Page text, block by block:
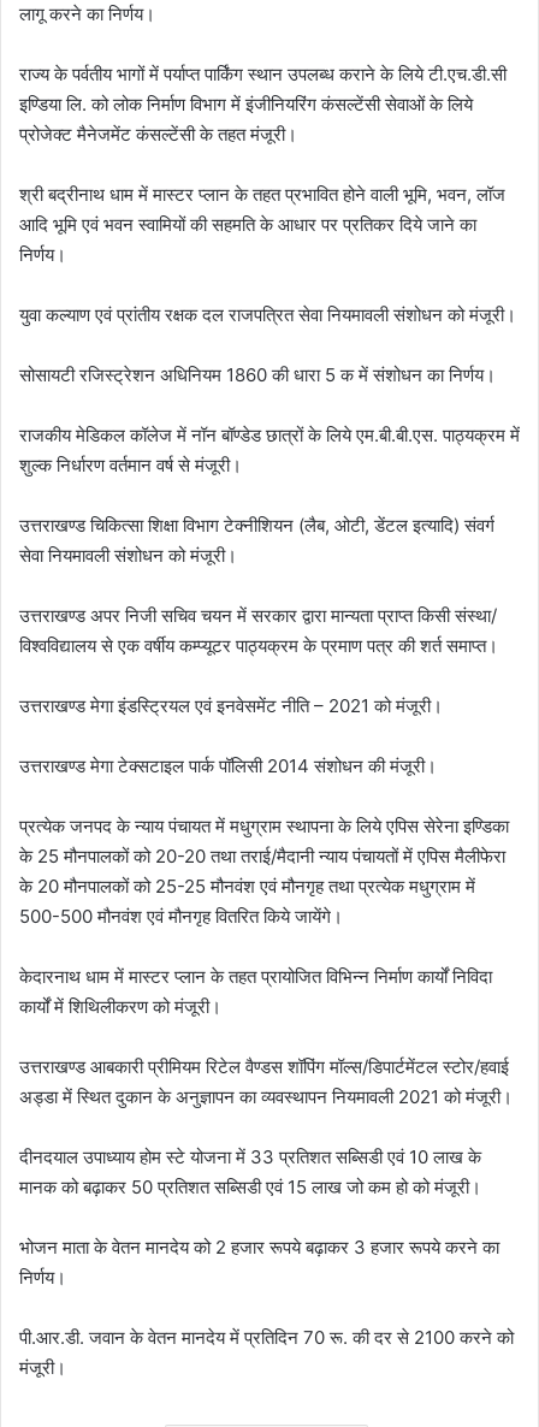
लागू करने का निर्णय।
राज्य के पर्वतीय भागों में पर्याप्त पार्किंग स्थान उपलब्ध कराने के लिये टी.एच.डी.सी
इण्डिया लि. को लोक निर्माण विभाग में इंजीनियरिंग कंसल्टेंसी सेवाओं के लिये
प्रोजेक्ट मैनेजमेंट कंसल्टेंसी के तहत मंजूरी।
श्री बद्रीनाथ धाम में मास्टर प्लान के तहत प्रभावित होने वाली भूमि, भवन, लॉज
आदि भूमि एवं भवन स्वामियों की सहमति के आधार पर प्रतिकर दिये जाने का
निर्णय।
युवा कल्याण एवं प्रांतीय रक्षक दल राजपत्रित सेवा नियमावली संशोधन को मंजूरी।
सोसायटी रजिस्ट्रेशन अधिनियम 1860 की धारा 5 क में संशोधन का निर्णय।
राजकीय मेडिकल कॉलेज में नॉन बॉण्डेड छात्रों के लिये एम.बी.बी.एस. पाठ्यक्रम में
शुल्क निर्धारण वर्तमान वर्ष से मंजूरी।
उत्तराखण्ड चिकित्सा शिक्षा विभाग टेक्नीशियन (लैब, ओटी, डेंटल इत्यादि) संवर्ग
सेवा नियमावली संशोधन को मंजूरी।
उत्तराखण्ड अपर निजी सचिव चयन में सरकार द्वारा मान्यता प्राप्त किसी संस्था/
विश्वविद्यालय से एक वर्षीय कम्प्यूटर पाठ्यक्रम के प्रमाण पत्र की शर्त समाप्त।
उत्तराखण्ड मेगा इंडस्ट्रियल एवं इनवेसमेंट नीति – 2021 को मंजूरी।
उत्तराखण्ड मेगा टेक्सटाइल पार्क पॉलिसी 2014 संशोधन की मंजूरी।
प्रत्येक जनपद के न्याय पंचायत में मधुग्राम स्थापना के लिये एपिस सेरेना इण्डिका
के 25 मौनपालकों को 20-20 तथा तराई/मैदानी न्याय पंचायतों में एपिस मैलीफेरा
के 20 मौनपालकों को 25-25 मौनवंश एवं मौनगृह तथा प्रत्येक मधुग्राम में
500-500 मौनवंश एवं मौनगृह वितरित किये जायेंगे।
केदारनाथ धाम में मास्टर प्लान के तहत प्रायोजित विभिन्न निर्माण कार्यों निविदा
कार्यों में शिथिलीकरण को मंजूरी।
उत्तराखण्ड आबकारी प्रीमियम रिटेल वैण्डस शॉपिंग मॉल्स/डिपार्टमेंटल स्टोर/हवाई
अड्डा में स्थित दुकान के अनुज्ञापन का व्यवस्थापन नियमावली 2021 को मंजूरी।
दीनदयाल उपाध्याय होम स्टे योजना में 33 प्रतिशत सब्सिडी एवं 10 लाख के
मानक को बढ़ाकर 50 प्रतिशत सब्सिडी एवं 15 लाख जो कम हो को मंजूरी।
भोजन माता के वेतन मानदेय को 2 हजार रूपये बढ़ाकर 3 हजार रूपये करने का
निर्णय।
पी.आर.डी. जवान के वेतन मानदेय में प्रतिदिन 70 रू. की दर से 2100 करने को
मंजूरी।